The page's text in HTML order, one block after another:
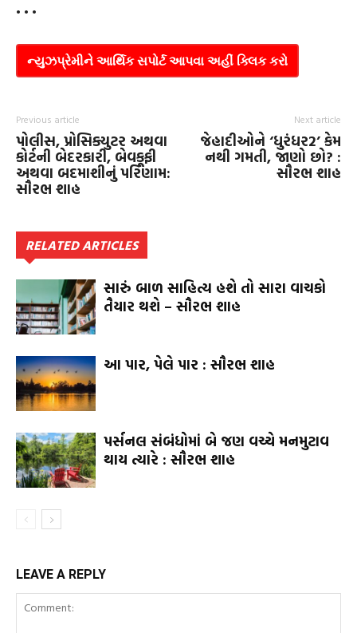
• • •
ન્યુઝપ્રેમીને આર્થિક સપોર્ટ આપવા અહીં ક્લિક કરો
Previous article
પોલીસ, પ્રોસિક્યુટર અથવા
કોર્ટની બેદરકારી, બેવકૂફી
અથવા બદમાશીનું પરિણામ:
સૌરભ શાહ
Next article
જેહાદીઓને ‘ધુરંધર2’ કેમ
નથી ગમતી, જાણો છો? :
સૌરભ શાહ
RELATED ARTICLES
સારું બાળ સાહિત્ય હશે તો સારા વાચકો
તૈયાર થશે – સૌરભ શાહ
આ પાર, પેલે પાર : સૌરભ શાહ
પર્સનલ સંબંધોમાં બે જણ વચ્ચે મનમુટાવ
થાય ત્યારે : સૌરભ શાહ
LEAVE A REPLY